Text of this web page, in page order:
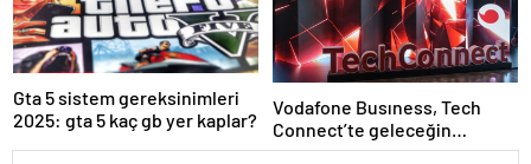
Gta 5 sistem gereksinimleri
2025: gta 5 kaç gb yer kaplar?
Vodafone Busıness, Tech
Connect’te geleceğin
teknoloji çözümlerini lanse